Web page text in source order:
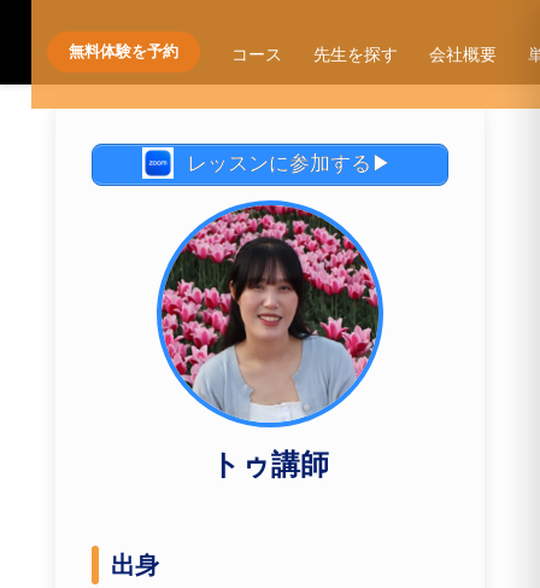
無料体験を予約 コース 先生を探す 会社概要
己紹介
レッスンに参加する▶
トゥ講師
出身